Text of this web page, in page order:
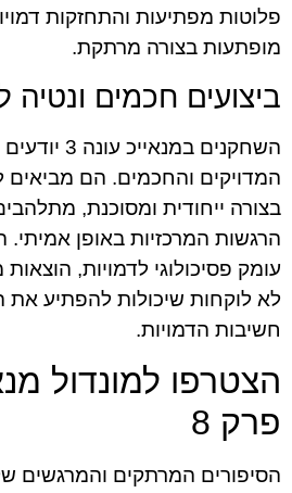
פלוטות מפתיעות והתחזקות
מופתעות בצורה מרתקת.
ביצועים חכמים
השחקנים
המדויקים והחכמים. הם מביאים
בצורה ייחודית ומסוכנת,
הרגשות המרכזיות באופן אמיתי.
עומק פסיכולוגי לדמויות,
לא לוקחות שיכולות להפתיע
חשיבות הדמויות.
פרק 8